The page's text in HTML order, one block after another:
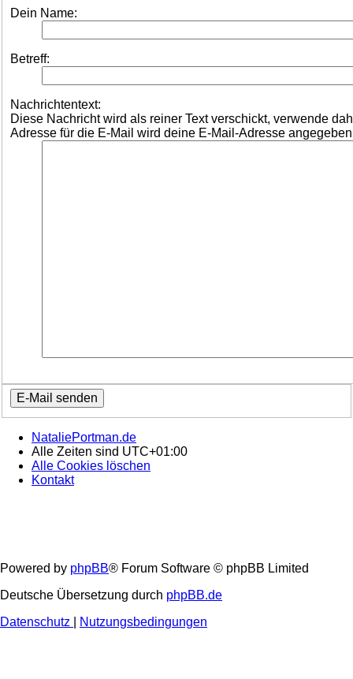
Dein Name:
Betreff:
Nachrichtentext:
Diese Nachricht wird als reiner Text verschickt, verwende
Adresse für die E-Mail wird deine E-Mail-Adresse
NataliePortman.de
Alle Zeiten sind UTC+01:00
Alle Cookies löschen
Kontakt
Powered by phpBB® Forum Software © phpBB Limited
Deutsche Übersetzung durch phpBB.de
Datenschutz
Nutzungsbedingungen